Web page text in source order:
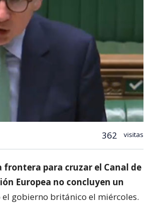
362 visitas
frontera para cruzar el Canal de
Europea no concluyen un
gobierno británico el miércoles.